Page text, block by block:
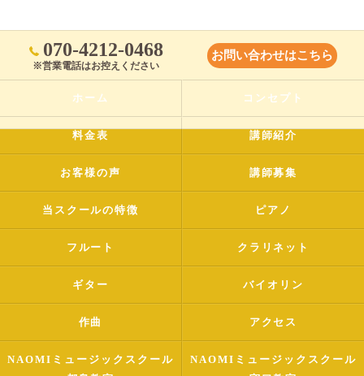
070-4212-0468
※営業電話はお控えください
お問い合わせはこちら
ホーム コンセプト
料金表 講師紹介
お客様の声 講師募集
当スクールの特徴 ピアノ
フルート クラリネット
ギター バイオリン
作曲 アクセス
NAOMIミュージックスクール
NAOMIミュージックスクール